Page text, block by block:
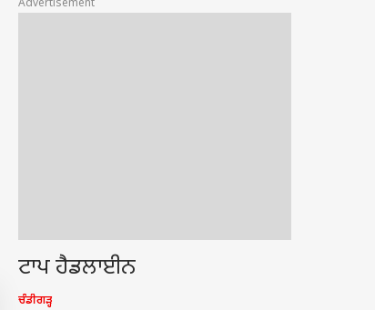
Advertisement
ਟਾਪ ਹੈਡਲਾਈਨ
ਚੰਡੀਗੜ੍ਹ